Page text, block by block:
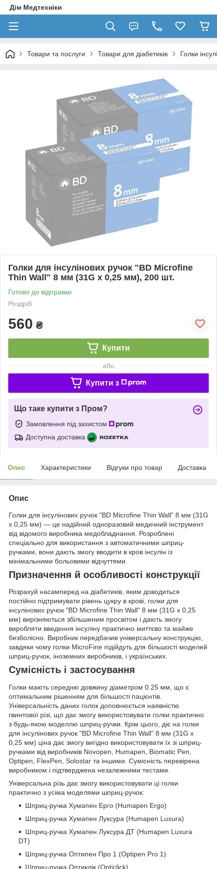
Дім Медтехніки
Товари та послуги Товари для діабетиків Голки
Голки для інсулінових ручок "BD Microfine
Thin Wall" 8 мм (31G x 0,25 мм), 200 шт.
Готово до відправки
Роздріб
560 ₴
Купити
або
Купити з
Що таке купити з Пром?
Замовлення під захистом
Доступна доставка
Опис Характеристики Відгуки про товар Доставка
Опис
Голки для інсулінових ручок "BD Microfine Thin Wall" 8 мм (31G
x 0,25 мм) — це надійний одноразовий медичний інструмент
від відомого виробника медобладнання. Розроблені
спеціально для використання з автоматичними шприц-
ручками, вони дають змогу вводити в кров інсулін із
мінімальними больовими відчуттями.
Призначення й особливості конструкції
Розрахуй насамперед на діабетиків, яким доводиться
постійно підтримувати рівень цукру в крові, голки для
інсулінових ручок "BD Microfine Thin Wall" 8 мм (31G x 0,25
мм) вирізняються збільшеним просвітом і дають змогу
виробляти введення інсуліну практично миттєво та майже
безболісно. Виробник передбачив універсальну конструкцію,
завдяки чому голки MicroFine підійдуть для більшості моделей
шприц-ручок, іноземних виробників, і українських.
Сумісність і застосування
Голки мають середню довжину діаметром 0.25 мм, що є
оптимальним рішенням для більшості пацієнтів.
Універсальність даних голок доповнюється наявністю
гвинтової різі, що дає змогу використовувати голки практично
з будь-якою моделлю шприц-ручки. Крім цього, діє на голки
для інсулінових ручок "BD Microfine Thin Wall" 8 мм (31G x
0,25 мм) ціна дає змогу вигідно використовувати їх зі шприц-
ручками від виробників Novopen, Humapen, Biomatic Pen,
Optipen, FlexPen, Solostar та іншими. Сумісність перевірена
виробником і підтверджена незалежними тестами.
Універсальна різь дає змогу використовувати ці голки
практично з усіма моделями шприц-ручок:
Шприц-ручка Хумапен Ерго (Humapen Ergo)
Шприц-ручка Хумапен Луксура (Humapen Luxura)
Шприц-ручка Хумапен Луксура ДТ (Humapen Luxura
DT)
Шприц-ручка Оптипен Про 1 (Optipen Pro 1)
Шприц-ручка Оптиклік (Opticlick)